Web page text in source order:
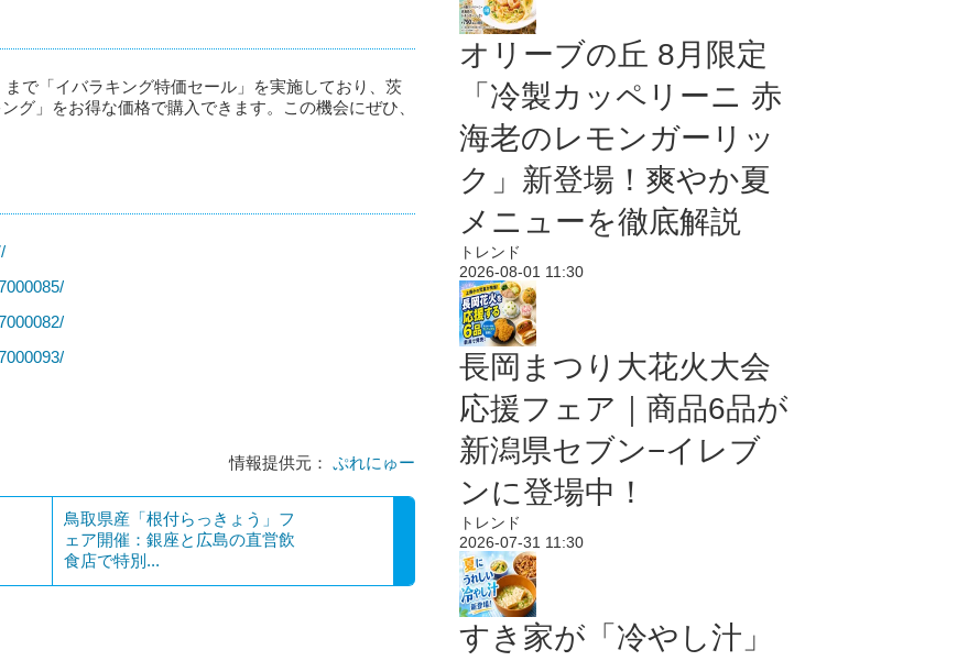
まで「イバラキング特価セール」を実施しており、茨
グ」をお得な価格で購入できます。この機会にぜひ、
情報提供元： ぷれにゅー
鳥取県産「根付らっきょう」フ
ェア開催：銀座と広島の直営飲
食店で特別...
オリーブの丘 8月限定
「冷製カッペリーニ 赤
海老のレモンガーリッ
ク」新登場！爽やか夏
メニューを徹底解説
トレンド
2026-08-01 11:30
長岡まつり大花火大会
応援フェア｜商品6品が
新潟県セブン−イレブ
ンに登場中！
トレンド
2026-07-31 11:30
すき家が「冷やし汁」